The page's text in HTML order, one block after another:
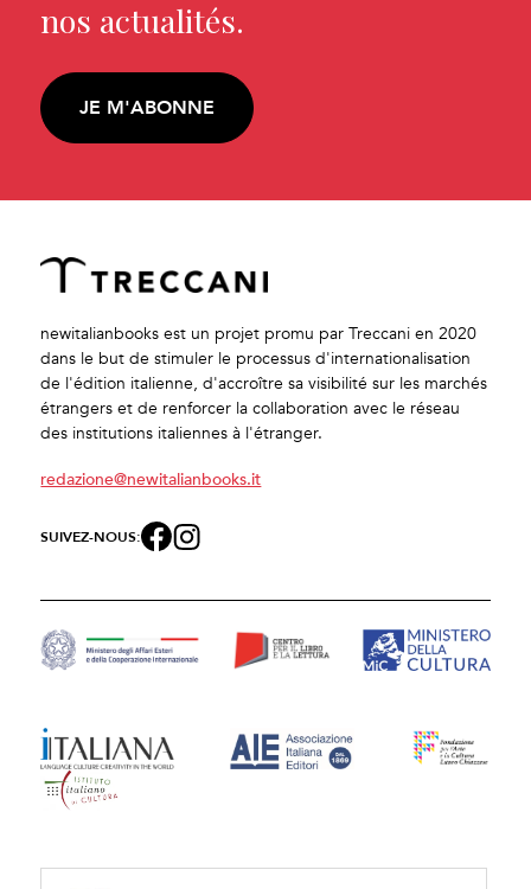
nos actualités.
JE M'ABONNE
newitalianbooks est un projet promu par Treccani en 2020
dans le but de stimuler le processus d'internationalisation
de l'édition italienne, d'accroître sa visibilité sur les marchés
étrangers et de renforcer la collaboration avec le réseau
des institutions italiennes à l'étranger.
redazione@newitalianbooks.it
SUIVEZ-NOUS: